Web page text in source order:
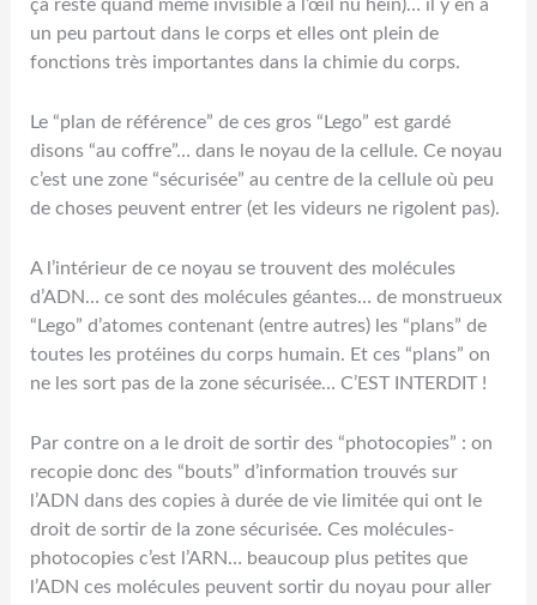
ça reste quand même invisible à l’œil nu hein)… il y en a
un peu partout dans le corps et elles ont plein de
fonctions très importantes dans la chimie du corps.
Le “plan de référence” de ces gros “Lego” est gardé
disons “au coffre”… dans le noyau de la cellule. Ce noyau
c’est une zone “sécurisée” au centre de la cellule où peu
de choses peuvent entrer (et les videurs ne rigolent pas).
A l’intérieur de ce noyau se trouvent des molécules
d’ADN… ce sont des molécules géantes… de monstrueux
“Lego” d’atomes contenant (entre autres) les “plans” de
toutes les protéines du corps humain. Et ces “plans” on
ne les sort pas de la zone sécurisée… C’EST INTERDIT !
Par contre on a le droit de sortir des “photocopies” : on
recopie donc des “bouts” d’information trouvés sur
l’ADN dans des copies à durée de vie limitée qui ont le
droit de sortir de la zone sécurisée. Ces molécules-
photocopies c’est l’ARN… beaucoup plus petites que
l’ADN ces molécules peuvent sortir du noyau pour aller